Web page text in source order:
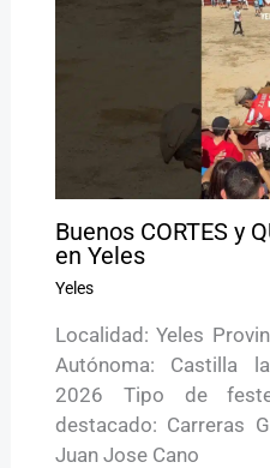
Buenos CORTES y
en Yeles
Yeles
Localidad: Yeles
Autónoma: Castilla
2026 Tipo de
destacado: Carreras
Juan Jose Cano